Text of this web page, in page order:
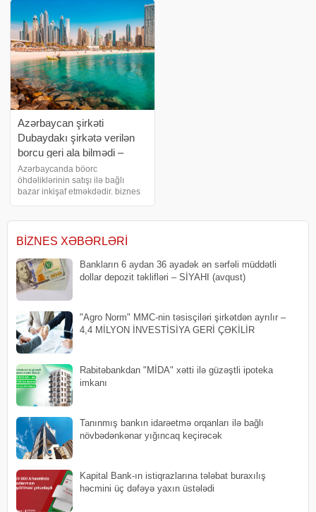
Azərbaycan-Türkiyə İş Adamlar
Azərbaycan şirkəti
Dubaydakı şirkətə verilən
borcu geri ala bilmədi –
BORCU SATIŞA ÇIXARDI
Azərbaycanda böorc
öhdəliklərinin satışı ilə bağlı
bazar inkişaf etməkdədir. biznes
bir hissəsini satışa çıxarıb
BIZNES XƏBƏRLƏRI
Bankların 6 aydan 36 ayadək ən sərfəli müddətli
dollar depozit təklifləri – SİYAHI (avqust)
"Agro Norm" MMC-nin təsisçiləri şirkətdən ayrılır –
4,4 MİLYON İNVESTİSİYA GERİ ÇƏKİLİR
Rabitəbankdan "MİDA" xətti ilə güzəştli ipoteka
imkanı
Tanınmış bankın idarəetmə orqanları ilə bağlı
növbədənkənar yığıncaq keçirəcək
Kapital Bank-ın istiqrazlarına tələbat buraxılış
həcmini üç dəfəyə yaxın üstələdi